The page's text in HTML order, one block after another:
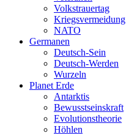
Volkstrauertag
Kriegsvermeidung
NATO
Germanen
Deutsch-Sein
Deutsch-Werden
Wurzeln
Planet Erde
Antarktis
Bewusstseinskraft
Evolutionstheorie
Höhlen